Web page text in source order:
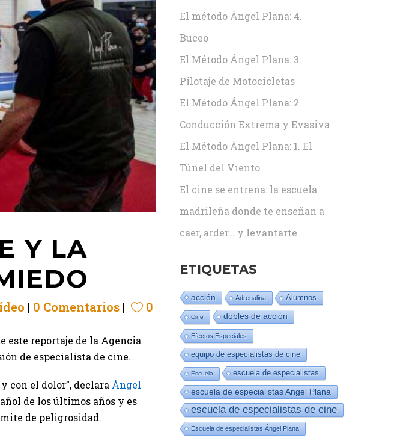
Y LA
0 Comentarios 0
este reportaje de la Agencia
de especialista de cine.
con el dolor”, declara Ángel
de los últimos años y es
de peligrosidad.
El método Ángel Plana: 4.
Buceo
El Método Ángel Plana: 3.
Pilotaje de Motocicletas
El Método Ángel Plana: 2.
Conducción Extrema y Evasiva
El Método Ángel Plana: 1. El
Túnel del Viento
El cine se entrena: la escuela
madrileña donde te enseñan a
caer, arder… y levantarte
ETIQUETAS
acción Adrenalina Alumnos
Cine dobles de acción
Efectos Especiales
equipo de especialistas de cine
Escuela escuela de especialistas
escuela de especialistas Angel Plana
escuela de especialistas de cine
Escuela de especialistas Ángel Plana